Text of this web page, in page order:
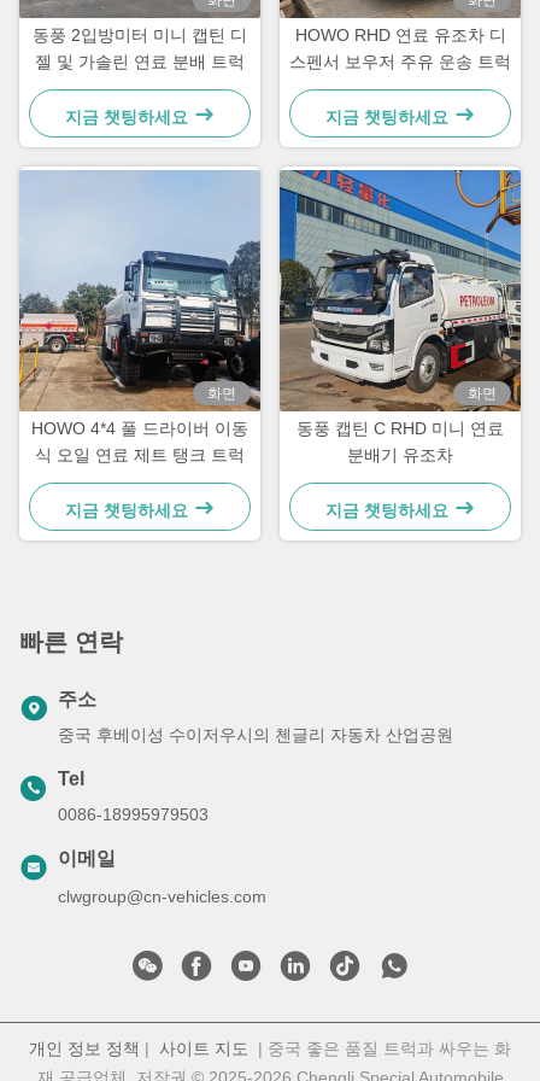
동풍 2입방미터 미니 캡틴 디
젤 및 가솔린 연료 분배 트럭
지금 챗팅하세요
HOWO RHD 연료 유조차 디
스펜서 보우저 주유 운송 트럭
지금 챗팅하세요
화면
HOWO 4*4 풀 드라이버 이동
식 오일 연료 제트 탱크 트럭
지금 챗팅하세요
화면
동풍 캡틴 C RHD 미니 연료
분배기 유조차
지금 챗팅하세요
빠른 연락
주소
중국 후베이성 수이저우시의 첸글리 자동차 산업공원
Tel
0086-18995979503
이메일
clwgroup@cn-vehicles.com
개인 정보 정책 | 사이트 지도 | 중국 좋은 품질 트럭과 싸우는 화